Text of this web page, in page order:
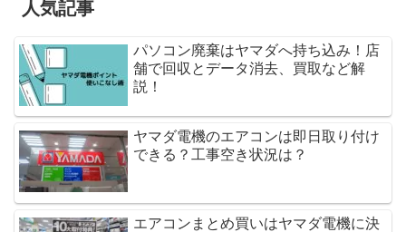
人気記事
パソコン廃棄はヤマダへ持ち込み！店
舗で回収とデータ消去、買取など解
説！
ヤマダ電機のエアコンは即日取り付け
できる？工事空き状況は？
エアコンまとめ買いはヤマダ電機に決